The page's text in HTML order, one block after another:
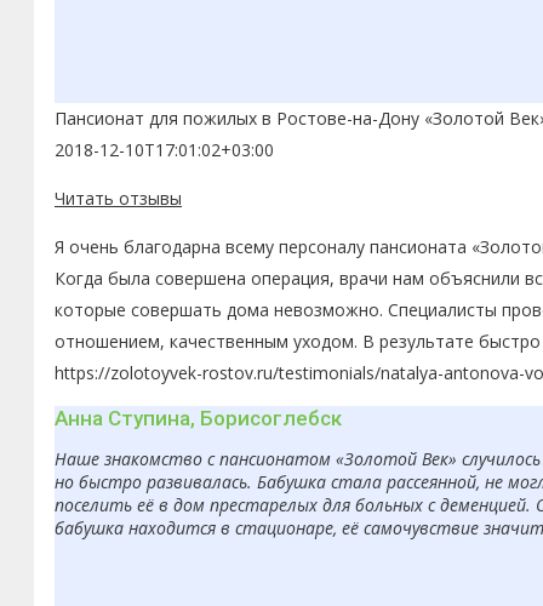
Пансионат для пожилых в Ростове-на-Дону «Золотой
2018-12-10T17:01:02+03:00
Читать отзывы
Я очень благодарна всему персоналу пансионата
Когда была совершена операция, врачи нам объяснили
которые совершать дома невозможно. Специалисты
отношением, качественным уходом. В результате
https://zolotoyvek-rostov.ru/testimonials/natalya-antonova-
Анна Ступина, Борисоглебск
Наше знакомство с пансионатом «Золотой Век»
но быстро развивалась. Бабушка стала рассеянной, не
поселить её в дом престарелых для больных с деменцией.
бабушка находится в стационаре, её самочувствие